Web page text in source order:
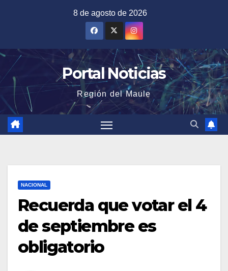
8 de agosto de 2026
Portal Noticias
Región del Maule
NACIONAL
Recuerda que votar el 4
de septiembre es
obligatorio